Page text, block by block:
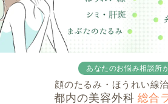
あなたのお悩み相談所
顔のたるみ・ほうれい線
都内の美容外科 総合